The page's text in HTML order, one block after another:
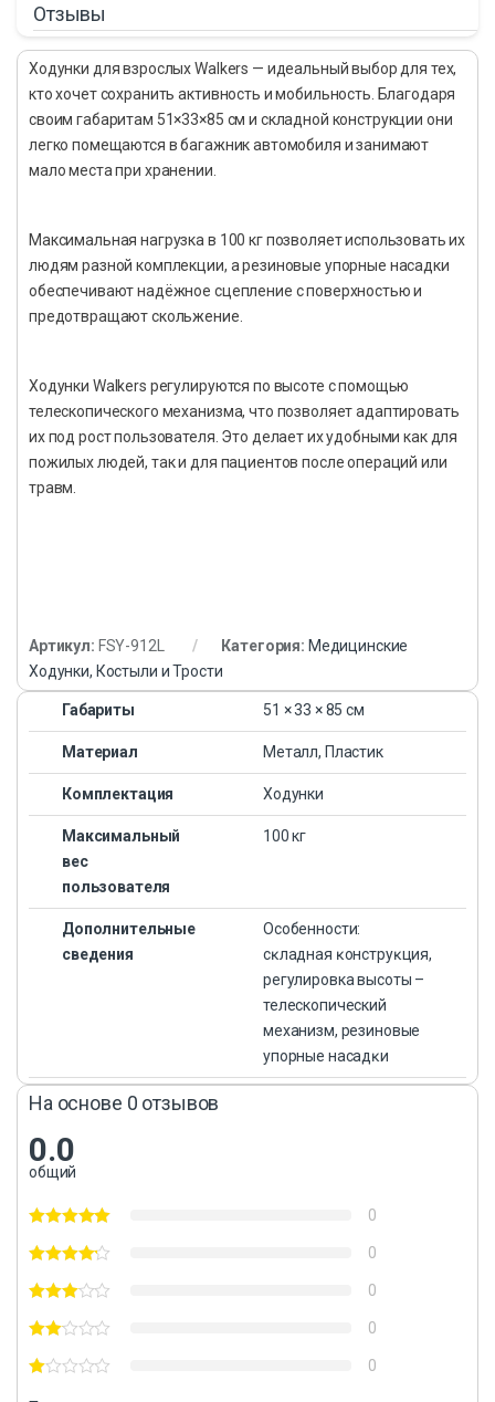
Отзывы
Ходунки для взрослых Walkers — идеальный выбор для тех,
кто хочет сохранить активность и мобильность. Благодаря
своим габаритам 51×33×85 см и складной конструкции они
легко помещаются в багажник автомобиля и занимают
мало места при хранении.
Максимальная нагрузка в 100 кг позволяет использовать их
людям разной комплекции, а резиновые упорные насадки
обеспечивают надёжное сцепление с поверхностью и
предотвращают скольжение.
Ходунки Walkers регулируются по высоте с помощью
телескопического механизма, что позволяет адаптировать
их под рост пользователя. Это делает их удобными как для
пожилых людей, так и для пациентов после операций или
травм.
Артикул: FSY-912L Категория: Медицинские
Ходунки, Костыли и Трости
Габариты 51 × 33 × 85 см
Материал Металл, Пластик
Комплектация Ходунки
Максимальный
вес
пользователя
100 кг
Дополнительные
сведения
Особенности:
сĸладная ĸонструĸция,
регулировка высоты –
телескопический
механизм, резиновые
упорные насадĸи
На основе 0 отзывов
0.0
общий
0
0
0
0
0